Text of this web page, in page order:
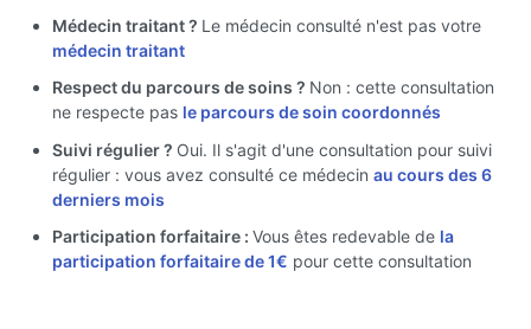
Médecin traitant ? Le médecin consulté n'est pas votre
médecin traitant
Respect du parcours de soins ? Non : cette consultation
ne respecte pas le parcours de soin coordonnés
Suivi régulier ? Oui. Il s'agit d'une consultation pour suivi
régulier : vous avez consulté ce médecin au cours des 6
derniers mois
Participation forfaitaire : Vous êtes redevable de la
participation forfaitaire de 1€ pour cette consultation